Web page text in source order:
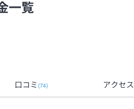
一覧
口コミ (74) アクセス